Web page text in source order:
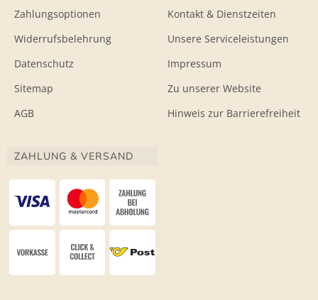
Zahlungsoptionen
Widerrufsbelehrung
Datenschutz
Sitemap
AGB
Kontakt & Dienstzeiten
Unsere Serviceleistungen
Impressum
Zu unserer Website
Hinweis zur Barrierefreiheit
ZAHLUNG & VERSAND